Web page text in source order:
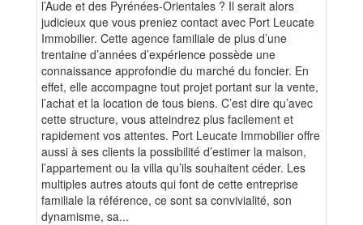
l’Aude et des Pyrénées-Orientales ? Il serait alors
judicieux que vous preniez contact avec Port Leucate
Immobilier. Cette agence familiale de plus d’une
trentaine d’années d’expérience possède une
connaissance approfondie du marché du foncier. En
effet, elle accompagne tout projet portant sur la vente,
l’achat et la location de tous biens. C’est dire qu’avec
cette structure, vous atteindrez plus facilement et
rapidement vos attentes. Port Leucate Immobilier offre
aussi à ses clients la possibilité d’estimer la maison,
l’appartement ou la villa qu’ils souhaitent céder. Les
multiples autres atouts qui font de cette entreprise
familiale la référence, ce sont sa convivialité, son
dynamisme, sa...